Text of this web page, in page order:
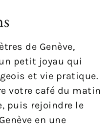
de Genève,
petit joyau qui
et vie pratique.
votre café du matin
puis rejoindre le
en une